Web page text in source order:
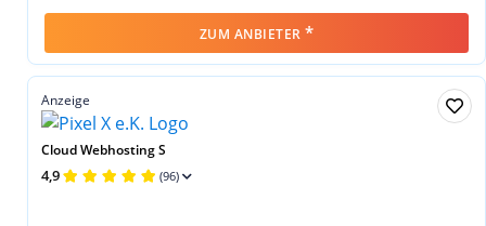
ZUM ANBIETER *
Anzeige
Cloud Webhosting S
4,9 (96)